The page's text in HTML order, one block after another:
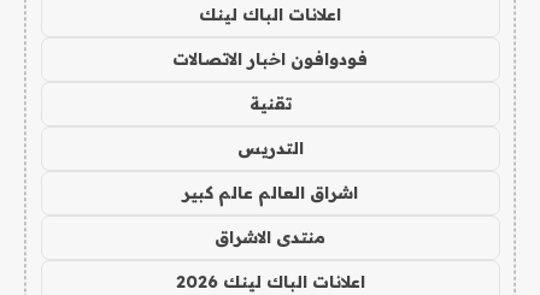
اعلانات الباك لينك
فودوافون اخبار الاتصالات
تقنية
التدريس
اشراق العالم عالم كبير
منتدى الاشراق
اعلانات الباك لينك 2026